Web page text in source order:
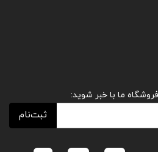
ما با خبر شوید:
ثبت‌نام